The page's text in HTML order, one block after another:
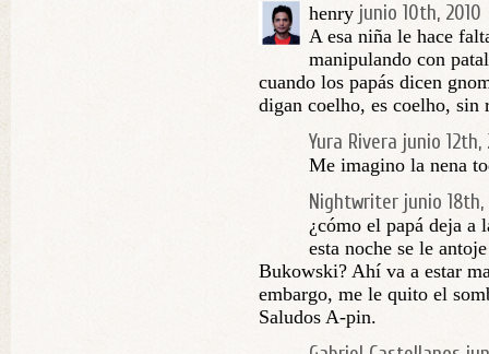
henry junio 10th, 2010
A esa niña le hace
manipulando con
cuando los papás dicen
digan coelho, es coelho, sin
Yura Rivera junio 12th,
Me imagino la nena
Nightwriter junio 18th,
¿cómo el papá deja a
esta noche se le
Bukowski? Ahí va a estar
embargo, me le quito el
Saludos A-pin.